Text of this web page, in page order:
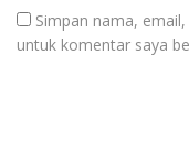
Simpan nama,
untuk komentar saya